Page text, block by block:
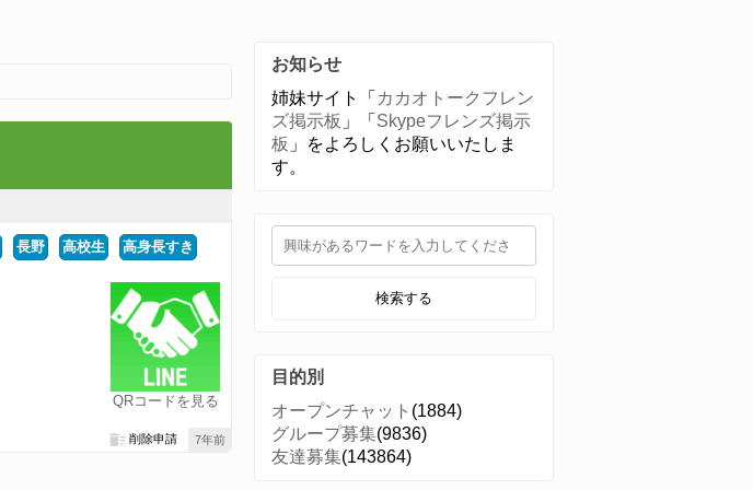
長野 高校生 高身長すき
QRコードを見る
7年前
削除申請
お知らせ
姉妹サイト「 カカオトークフレン
ズ掲示板 」「 Skypeフレンズ掲示
板 」をよろしくお願いいたしま
す。
検索する
目的別
オープンチャット (1884)
グループ募集(9836)
友達募集(143864)